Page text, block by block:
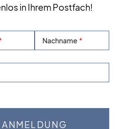
in Ihrem Postfach!
Nachname